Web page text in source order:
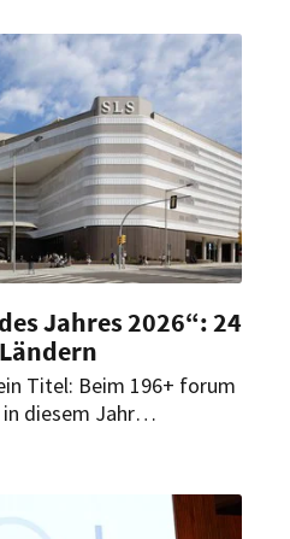
Jahres 2026“: 24
Titel: Beim 196+ forum
diesem Jahr
die Auszeichnung
2026“.